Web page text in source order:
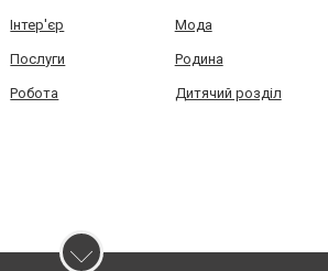
Інтер'єр Мода
Послуги Родина
Робота Дитячий розділ